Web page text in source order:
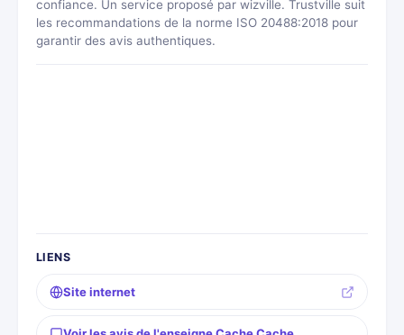
confiance. Un service proposé par wizville. Trustville suit
les recommandations de la norme ISO 20488:2018 pour
garantir des avis authentiques.
LIENS
Site internet